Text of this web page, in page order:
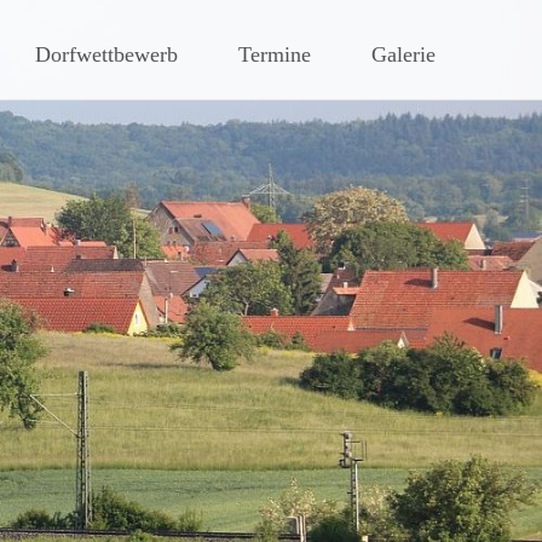
Steigerwaldes
Dorfwettbewerb Termine Galerie